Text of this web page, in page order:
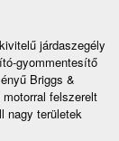
járdaszegély
gyommentesítő
Briggs &
felszerelt
nagy területek